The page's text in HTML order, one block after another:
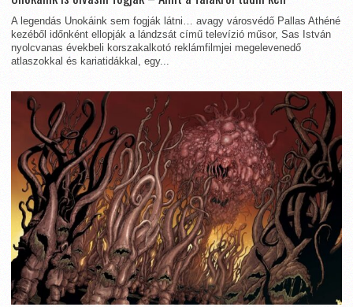
A legendás Unokáink sem fogják látni… avagy városvédő Pallas Athéné
kezéből időnként ellopják a lándzsát című televízió műsor, Sas István
nyolcvanas évekbeli korszakalkotó reklámfilmjei megelevenedő
atlaszokkal és kariatidákkal, egy...